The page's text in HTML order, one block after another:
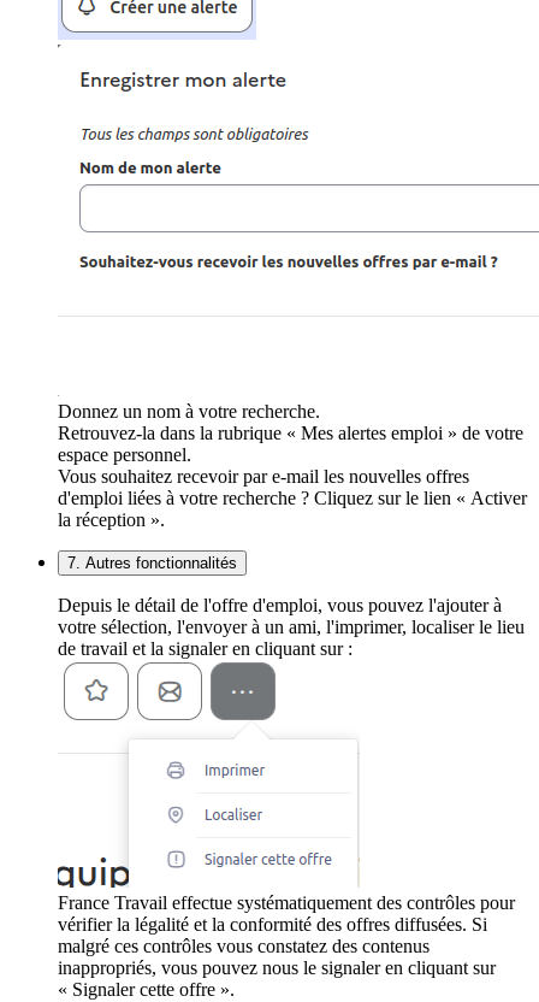
Donnez un nom à votre recherche.
Retrouvez-la dans la rubrique « Mes alertes emploi » de votre
espace personnel.
Vous souhaitez recevoir par e-mail les nouvelles offres
d'emploi liées à votre recherche ? Cliquez sur le lien « Activer
la réception ».
7. Autres fonctionnalités
Depuis le détail de l'offre d'emploi, vous pouvez l'ajouter à
votre sélection, l'envoyer à un ami, l'imprimer, localiser le lieu
de travail et la signaler en cliquant sur :
France Travail effectue systématiquement des contrôles pour
vérifier la légalité et la conformité des offres diffusées. Si
malgré ces contrôles vous constatez des contenus
inappropriés, vous pouvez nous le signaler en cliquant sur
« Signaler cette offre ».